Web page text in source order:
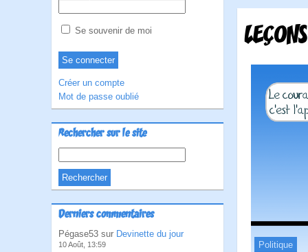
Se souvenir de moi
Créer un compte
Mot de passe oublié
Rechercher sur le site
Derniers commentaires
Pégase53 sur Devinette du jour
10 Août, 13:59 Politique